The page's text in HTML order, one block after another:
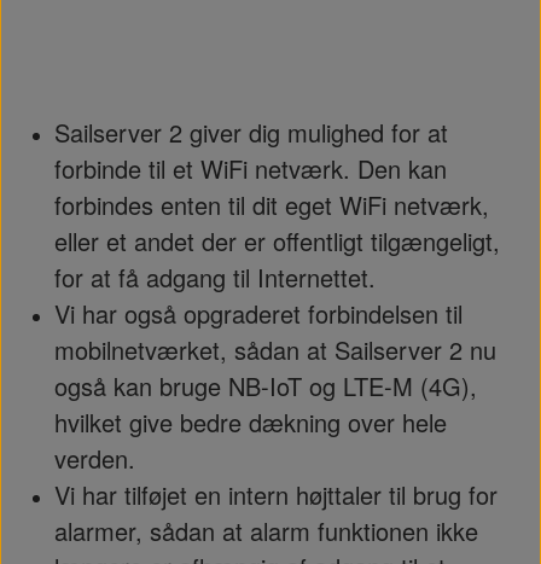
Sailserver 2 giver dig mulighed for at
forbinde til et WiFi netværk. Den kan
forbindes enten til dit eget WiFi netværk,
eller et andet der er offentligt tilgængeligt,
for at få adgang til Internettet.
Vi har også opgraderet forbindelsen til
mobilnetværket, sådan at Sailserver 2 nu
også kan bruge NB-IoT og LTE-M (4G),
hvilket give bedre dækning over hele
verden.
Vi har tilføjet en intern højttaler til brug for
alarmer, sådan at alarm funktionen ikke